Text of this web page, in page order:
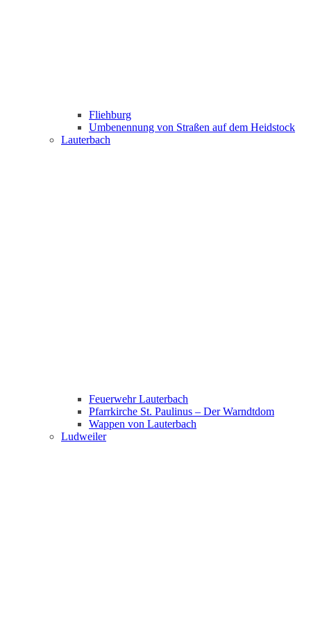
Fliehburg
Umbenennung von Straßen auf dem Heidstock
Lauterbach
Feuerwehr Lauterbach
Pfarrkirche St. Paulinus – Der Warndtdom
Wappen von Lauterbach
Ludweiler